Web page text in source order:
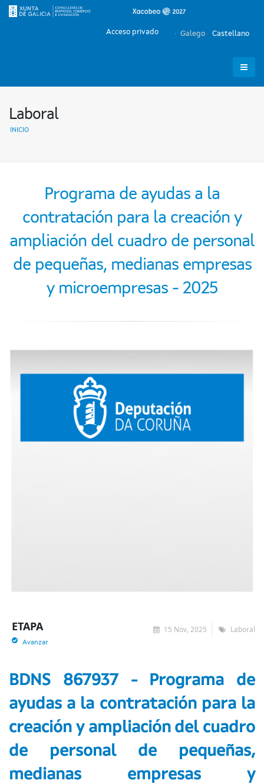
Galego Castellano
Acceso privado
Laboral
INICIO
Programa de ayudas a la
contratación para la creación y
ampliación del cuadro de personal
de pequeñas, medianas empresas
y microempresas - 2025
15 Nov, 2025 Laboral
ETAPA
Avanzar
BDNS 867937 - Programa de
ayudas a la contratación para la
creación y ampliación del cuadro
de personal de pequeñas,
medianas empresas y